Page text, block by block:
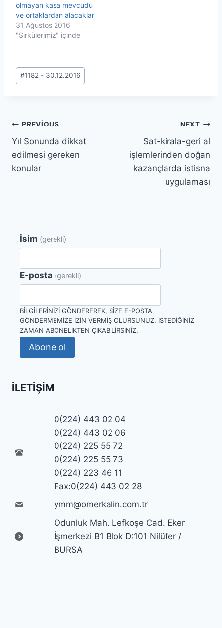
olmayan kasa mevcudu
ve ortaklardan alacaklar
31 Ağustos 2016
"Sirkülerimiz" içinde
Post
Tags:
#1182 - 30.12.2016
Yazı
gezinmesi
PREVIOUS
Yıl Sonunda dikkat
edilmesi gereken
konular
NEXT
Sat-kirala-geri al
işlemlerinden doğan
kazançlarda istisna
uygulaması
İsim (gerekli)
E-posta (gerekli)
BILGILERINIZI GÖNDEREREK, SIZE E-POSTA
GÖNDERMEMIZE IZIN VERMIŞ OLURSUNUZ. İSTEDIĞINIZ
ZAMAN ABONELIKTEN ÇIKABILIRSINIZ.
Abone ol
İLETIŞIM
0(224) 443 02 04
0(224) 443 02 06
0(224) 225 55 72
0(224) 225 55 73
0(224) 223 46 11
Fax:0(224) 443 02 28
ymm@omerkalin.com.tr
Odunluk Mah. Lefkoşe Cad. Eker
İşmerkezi B1 Blok D:101 Nilüfer /
BURSA